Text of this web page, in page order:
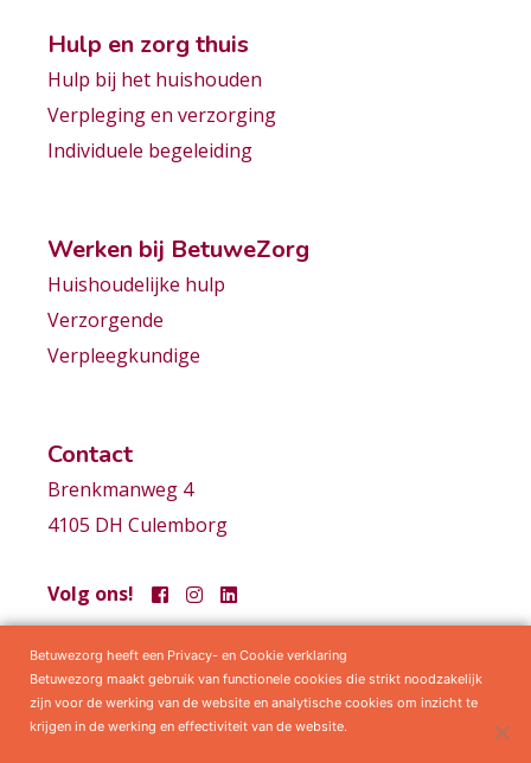
Hulp en zorg thuis
Hulp bij het huishouden
Verpleging en verzorging
Individuele begeleiding
Werken bij BetuweZorg
Huishoudelijke hulp
Verzorgende
Verpleegkundige
Contact
Brenkmanweg 4
4105 DH Culemborg
Volg ons!
Samenwerkingen Privacy statement Algemene voorwaarden
Betuwezorg heeft een Privacy- en Cookie verklaring
Betuwezorg maakt gebruik van functionele cookies die strikt noodzakelijk
zijn voor de werking van de website en analytische cookies om inzicht te
krijgen in de werking en effectiviteit van de website.